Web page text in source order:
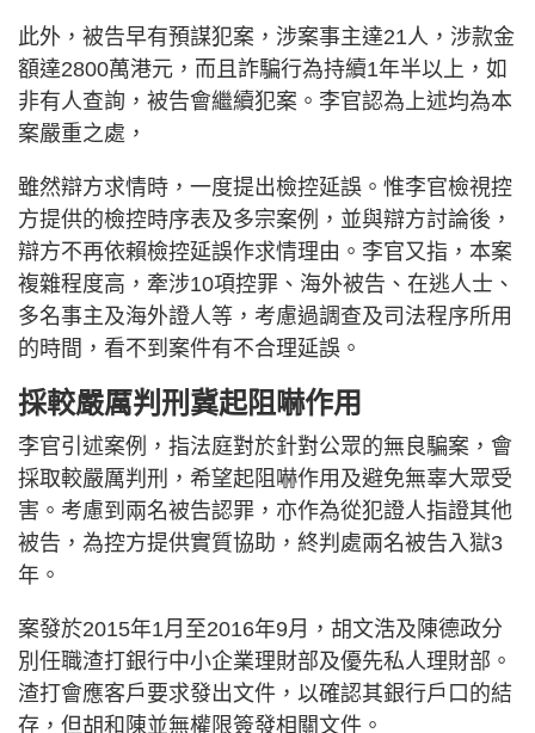
此外，被告早有預謀犯案，涉案事主達21人，涉款金
額達2800萬港元，而且詐騙行為持續1年半以上，如
非有人查詢，被告會繼續犯案。李官認為上述均為本
案嚴重之處，
雖然辯方求情時，一度提出檢控延誤。惟李官檢視控
方提供的檢控時序表及多宗案例，並與辯方討論後，
辯方不再依賴檢控延誤作求情理由。李官又指，本案
複雜程度高，牽涉10項控罪、海外被告、在逃人士、
多名事主及海外證人等，考慮過調查及司法程序所用
的時間，看不到案件有不合理延誤。
採較嚴厲判刑冀起阻嚇作用
李官引述案例，指法庭對於針對公眾的無良騙案，會
採取較嚴厲判刑，希望起阻嚇作用及避免無辜大眾受
害。考慮到兩名被告認罪，亦作為從犯證人指證其他
被告，為控方提供實質協助，終判處兩名被告入獄3
年。
案發於2015年1月至2016年9月，胡文浩及陳德政分
別任職渣打銀行中小企業理財部及優先私人理財部。
渣打會應客戶要求發出文件，以確認其銀行戶口的結
存，但胡和陳並無權限簽發相關文件。